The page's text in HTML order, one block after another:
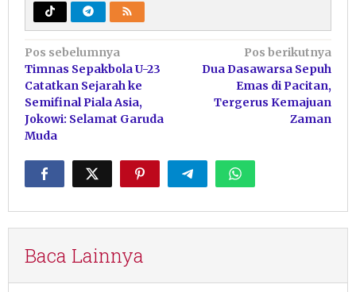
Navigasi
pos
Pos sebelumnya
Timnas Sepakbola U-23
Catatkan Sejarah ke
Semifinal Piala Asia,
Jokowi: Selamat Garuda
Muda
Pos berikutnya
Dua Dasawarsa Sepuh
Emas di Pacitan,
Tergerus Kemajuan
Zaman
Baca Lainnya